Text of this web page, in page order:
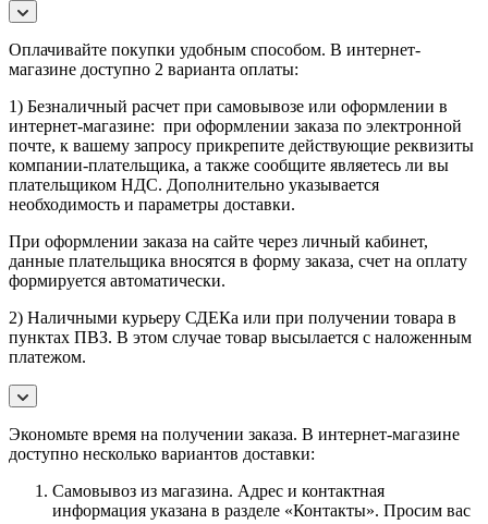
Оплачивайте покупки удобным способом. В интернет-
магазине доступно 2 варианта оплаты:
1) Безналичный расчет при самовывозе или оформлении в
интернет-магазине: при оформлении заказа по электронной
почте, к вашему запросу прикрепите действующие реквизиты
компании-плательщика, а также сообщите являетесь ли вы
плательщиком НДС. Дополнительно указывается
необходимость и параметры доставки.
При оформлении заказа на сайте через личный кабинет,
данные плательщика вносятся в форму заказа, счет на оплату
формируется автоматически.
2) Наличными курьеру СДЕКа или при получении товара в
пунктах ПВЗ. В этом случае товар высылается с наложенным
платежом.
Экономьте время на получении заказа. В интернет-магазине
доступно несколько вариантов доставки:
Самовывоз из магазина. Адрес и контактная
информация указана в разделе «Контакты». Просим вас